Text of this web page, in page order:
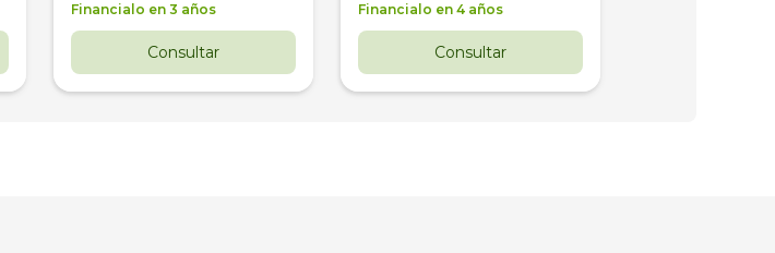
Financialo en 3 años
Consultar
Financialo en 4 años
Consultar